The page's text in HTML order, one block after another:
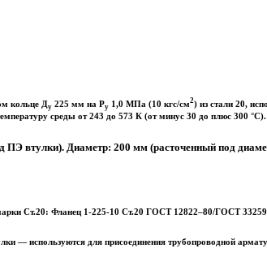
кольце Ду 225 мм на Ру 1,0 МПа (10 кгс/см2) из стали 20,
среды от 243 до 573 К (от минус 30 до плюс 300 °С).
втулки). Диаметр: 200 мм (расточенный под
Ст.20: Фланец 1-225-10 Ст.20 ГОСТ 12822–80/ГОСТ
— используются для присоединения трубопроводной